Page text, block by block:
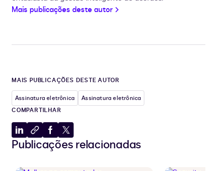
Mais publicações deste autor
MAIS PUBLICAÇÕES DESTE AUTOR
Assinatura eletrônica
Assinatura eletrônica
COMPARTILHAR
Compartilhar
no
Copiar
para
Compartilhar
no
Compartilhar
no
Publicações relacionadas